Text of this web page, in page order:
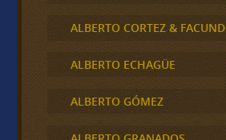
ALBERTO CORTEZ &
ALBERTO ECHAGÜE
ALBERTO GÓMEZ